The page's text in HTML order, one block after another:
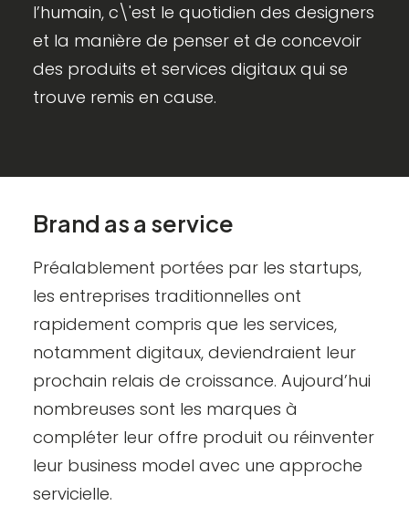
l’humain, c\'est le quotidien des designers
et la manière de penser et de concevoir
des produits et services digitaux qui se
trouve remis en cause.
Brand as a service
Préalablement portées par les startups,
les entreprises traditionnelles ont
rapidement compris que les services,
notamment digitaux, deviendraient leur
prochain relais de croissance. Aujourd’hui
nombreuses sont les marques à
compléter leur offre produit ou réinventer
leur business model avec une approche
servicielle.